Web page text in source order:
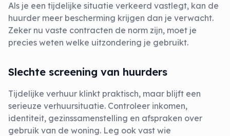
Als je een tijdelijke situatie verkeerd vastlegt, kan de
huurder meer bescherming krijgen dan je verwacht.
Zeker nu vaste contracten de norm zijn, moet je
precies weten welke uitzondering je gebruikt.
Slechte screening van huurders
Tijdelijke verhuur klinkt praktisch, maar blijft een
serieuze verhuursituatie. Controleer inkomen,
identiteit, gezinssamenstelling en afspraken over
gebruik van de woning. Leg ook vast wie